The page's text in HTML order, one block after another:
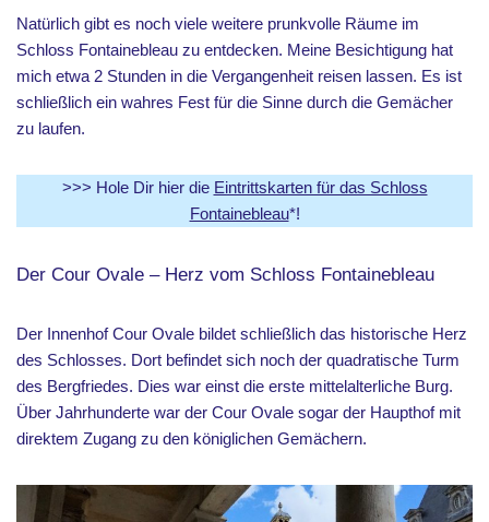
Natürlich gibt es noch viele weitere prunkvolle Räume im
Schloss Fontainebleau zu entdecken. Meine Besichtigung hat
mich etwa 2 Stunden in die Vergangenheit reisen lassen. Es ist
schließlich ein wahres Fest für die Sinne durch die Gemächer
zu laufen.
>>> Hole Dir hier die Eintrittskarten für das Schloss
Fontainebleau*!
Der Cour Ovale – Herz vom Schloss Fontainebleau
Der Innenhof Cour Ovale bildet schließlich das historische Herz
des Schlosses. Dort befindet sich noch der quadratische Turm
des Bergfriedes. Dies war einst die erste mittelalterliche Burg.
Über Jahrhunderte war der Cour Ovale sogar der Haupthof mit
direktem Zugang zu den königlichen Gemächern.